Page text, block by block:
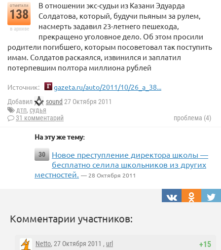
отметили
138
в архиве
В отношении экс-судьи из Казани Эдуарда
Солдатова, который, будучи пьяным за рулем,
насмерть задавил 23-летнего пешехода,
прекращено уголовное дело. Об этом просили
родители погибшего, которым посоветовал так поступить
имам. Солдатов раскаялся, извинился и заплатил
потерпевшим полтора миллиона рублей
Источник: gazeta.ru/auto/2011/10/26_a_38...
Добавил sound 27 Октября 2011
дтп, судья
31 комментарий
проблема (4)
На эту же тему:
30
Новое преступление директора школы —
бесплатно селила школьников из других
местностей. — 28 Октября 2011
Комментарии участников:
+15
Netto, 27 Октября 2011 , url